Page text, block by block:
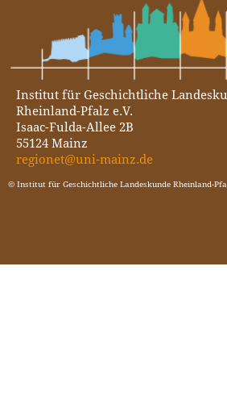
Institut für Geschichtliche
Rheinland-Pfalz e.V.
Isaac-Fulda-Allee 2B
55124 Mainz
regionet@uni-mainz.de
© Institut für Geschichtliche Landeskunde Rheinland-